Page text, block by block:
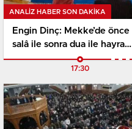
ANALIZ HABER SON DAKİKA
Engin Dinç: Mekke’de önce
salâ ile sonra dua ile hayra
imzalar atıldı
17:30